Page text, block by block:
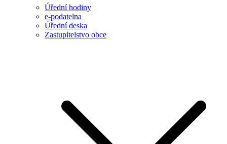
Úřední hodiny
e-podatelna
Úřední deska
Zastupitelstvo obce